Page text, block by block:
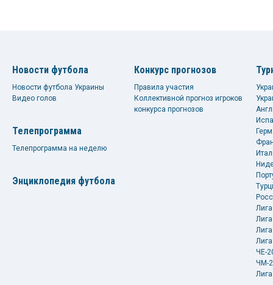
Новости футбола
Новости футбола Украины
Видео голов
Телепрограмма
Телепрограмма на неделю
Энциклопедия футбола
Конкурс прогнозов
Правила участия
Коллективной прогноз игроков
конкурса прогнозов
ЧЕ-
ЧМ-